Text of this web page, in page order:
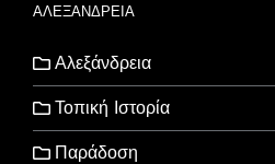
ΑΛΕΞΑΝΔΡΕΙΑ
Αλεξάνδρεια
Τοπική Ιστορία
Παράδοση